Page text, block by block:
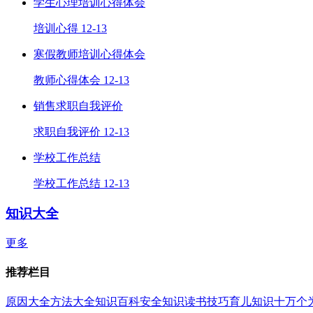
学生心理培训心得体会
培训心得 12-13
寒假教师培训心得体会
教师心得体会 12-13
销售求职自我评价
求职自我评价 12-13
学校工作总结
学校工作总结 12-13
知识大全
更多
推荐栏目
原因大全方法大全知识百科安全知识读书技巧育儿知识十万个